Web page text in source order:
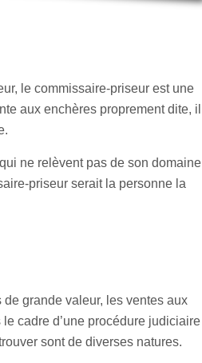
le commissaire-priseur est une
aux enchères proprement dite, il
ne relèvent pas de son domaine
priseur serait la personne la
grande valeur, les ventes aux
cadre d’une procédure judiciaire
sont de diverses natures.